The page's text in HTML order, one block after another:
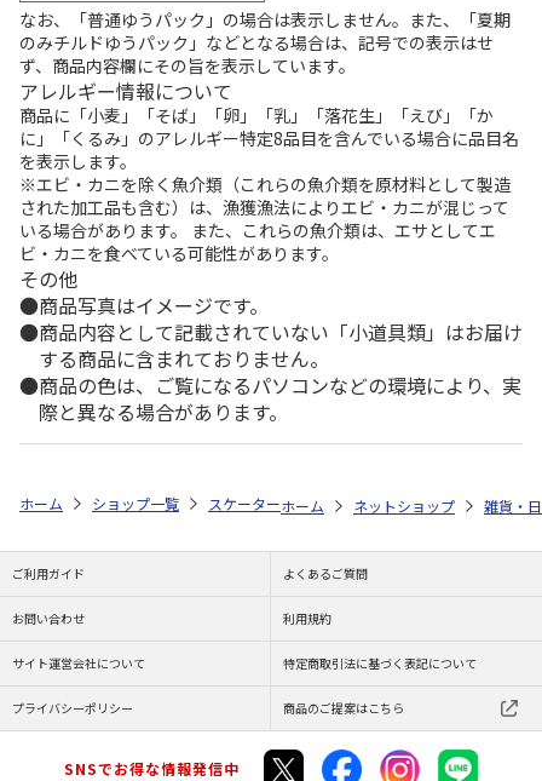
なお、「普通ゆうパック」の場合は表示しません。また、「夏期
のみチルドゆうパック」などとなる場合は、記号での表示はせ
ず、商品内容欄にその旨を表示しています。
アレルギー情報について
商品に「小麦」「そば」「卵」「乳」「落花生」「えび」「か
に」「くるみ」のアレルギー特定8品目を含んでいる場合に品目名
を表示します。
※エビ・カニを除く魚介類（これらの魚介類を原材料として製造
された加工品も含む）は、漁獲漁法によりエビ・カニが混じって
いる場合があります。 また、これらの魚介類は、エサとしてエ
ビ・カニを食べている可能性があります。
その他
商品写真はイメージです。
商品内容として記載されていない「小道具類」はお届け
する商品に含まれておりません。
商品の色は、ご覧になるパソコンなどの環境により、実
際と異なる場合があります。
ホーム ショップ一覧 スケーター 抗菌音のならないコンビセット 箸
ホーム ネットショップ 雑貨・
ご利用ガイド よくあるご質問
お問い合わせ 利用規約
サイト運営会社について 特定商取引法に基づく表記について
プライバシーポリシー 商品のご提案はこちら
SNSでお得な情報発信中